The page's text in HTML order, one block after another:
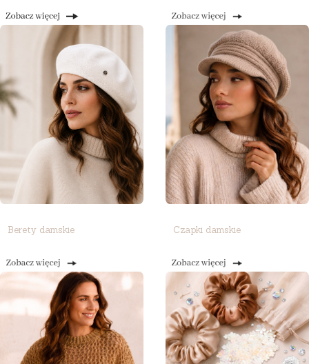
Berety damskie Czapki damskie